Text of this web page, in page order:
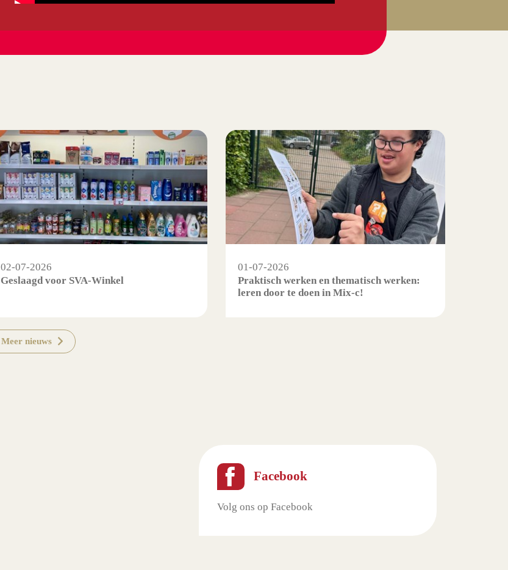
02-07-2026
Geslaagd voor SVA-Winkel
01-07-2026
Praktisch werken en thematisch werken:
leren door te doen in Mix-c!
Meer nieuws
Facebook
Volg ons op Facebook